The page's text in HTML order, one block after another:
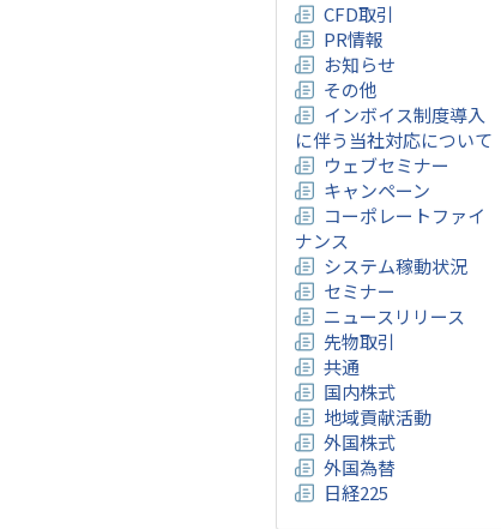
CFD取引
PR情報
お知らせ
その他
インボイス制度導入
に伴う当社対応について
ウェブセミナー
キャンペーン
コーポレートファイ
ナンス
システム稼動状況
セミナー
ニュースリリース
先物取引
共通
国内株式
地域貢献活動
外国株式
外国為替
日経225